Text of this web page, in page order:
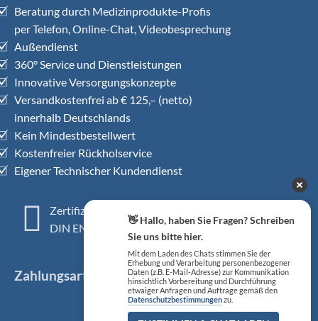
Beratung durch Medizinprodukte-Profis
per Telefon, Online-Chat, Videobesprechung
Außendienst
360° Service und Dienstleistungen
Innovative Versorgungskonzepte
Versandkostenfrei ab € 125,– (netto)
innerhalb Deutschlands
Kein Mindestbestellwert
Kostenfreier Rückholservice
Eigener Technischer Kundendienst
Zertifiziertes QM-System
DIN EN ISO 13485
Zahlungsarten
👋 Hallo, haben Sie Fragen? Schreiben
Sie uns bitte hier.
Mit dem Laden des Chats stimmen Sie der
Erhebung und Verarbeitung personenbezogener
Daten (z.B. E-Mail-Adresse) zur Kommunikation
hinsichtlich Vorbereitung und Durchführung
etwaiger Anfragen und Aufträge gemäß den
Datenschutzbestimmungenzu.